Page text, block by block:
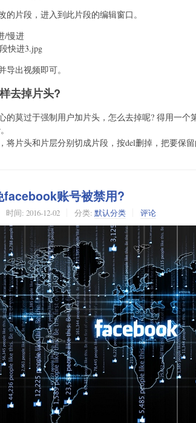
的片段，进入到此片段的编辑窗口。
/慢进
导出视频即可。
去掉片头?
的莫过于强制用户加片头，怎么去掉呢? 得用一个
将片头和片层分别切成片段，按del删掉，把要保留
facebook账号被禁用?
时间: 2016-12-02 分类: 默认分类 评论